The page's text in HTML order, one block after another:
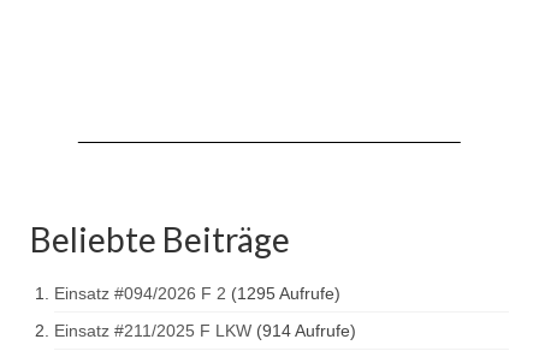
Beliebte Beiträge
Einsatz #094/2026 F 2 (1295 Aufrufe)
Einsatz #211/2025 F LKW (914 Aufrufe)